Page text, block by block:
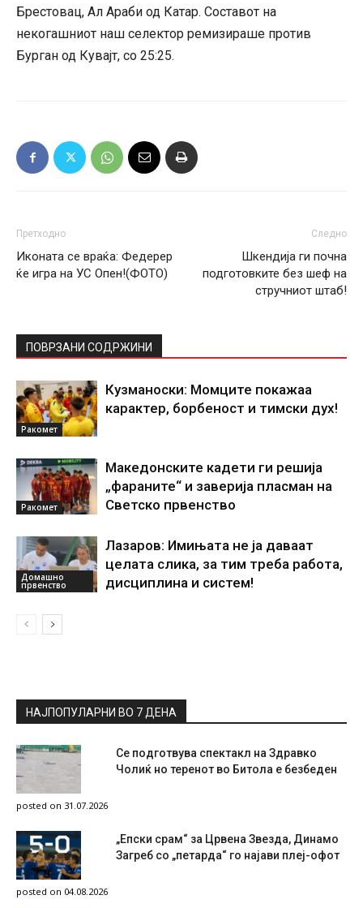
Брестовац, Ал Араби од Катар. Составот на
некогашниот наш селектор ремизираше против
Бурган од Кувајт, со 25:25.
Претходно
Иконата се враќа: Федерер
ќе игра на УС Опен!(ФОТО)
Следно
Шкендија ги почна
подготовките без шеф на
стручниот штаб!
ПОВРЗАНИ СОДРЖИНИ
Ракомет
Кузманоски: Момците покажаа
карактер, борбеност и тимски дух!
Ракомет
Македонските кадети ги решија
„фараните“ и заверија пласман на
Светско првенство
Домашно
првенство
Лазаров: Имињата не ја даваат
целата слика, за тим треба работа,
дисциплина и систем!
НАЈПОПУЛАРНИ ВО 7 ДЕНА
Се подготвува спектакл на Здравко
Чолиќ но теренот во Битола е безбеден
posted on 31.07.2026
„Епски срам“ за Црвена Звезда, Динамо
Загреб со „петарда“ го најави плеј-офот
posted on 04.08.2026